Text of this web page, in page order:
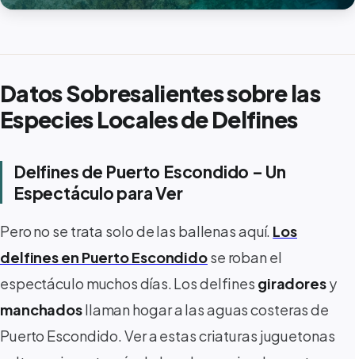
Datos Sobresalientes sobre las
Especies Locales de Delfines
Delfines de Puerto Escondido – Un
Espectáculo para Ver
Pero no se trata solo de las ballenas aquí. Los
delfines en Puerto Escondidose roban el
espectáculo muchos días. Los delfines giradoresy
manchadosllaman hogar a las aguas costeras de
Puerto Escondido. Ver a estas criaturas juguetonas